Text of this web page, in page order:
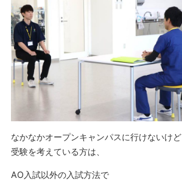
なかなかオープンキャンパスに行けないけど
受験を考えている方は、
AO入試以外の入試方法で